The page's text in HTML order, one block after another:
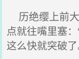
历绝缨上前
点就往嘴里塞
这么快就突破了